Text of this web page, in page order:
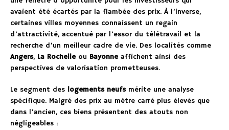
avaient été écartés par la flambée des prix. À l’inverse,
certaines villes moyennes connaissent un regain
d’attractivité, accentué par l’essor du télétravail et la
recherche d’un meilleur cadre de vie. Des localités comme
Angers, La Rochelleou Bayonneaffichent ainsi des
perspectives de valorisation prometteuses.
Le segment des logements neufsmérite une analyse
spécifique. Malgré des prix au mètre carré plus élevés que
dans l’ancien, ces biens présentent des atouts non
négligeables :